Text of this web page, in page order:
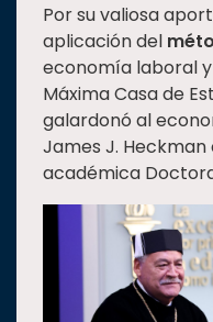
Por su valiosa
aplicación del
economía laboral
Máxima Casa de
galardonó al
James J.
académica